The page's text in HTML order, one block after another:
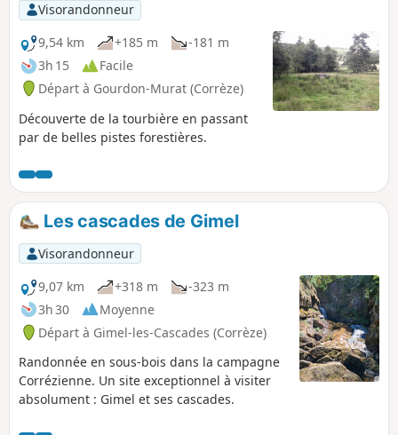
Visorandonneur
9,54 km
+185 m
-181 m
3h 15
Facile
Départ à Gourdon-Murat (Corrèze)
Découverte de la tourbière en passant
par de belles pistes forestières.
Les cascades de Gimel
Visorandonneur
9,07 km
+318 m
-323 m
3h 30
Moyenne
Départ à Gimel-les-Cascades (Corrèze)
Randonnée en sous-bois dans la campagne
Corrézienne. Un site exceptionnel à visiter
absolument : Gimel et ses cascades.